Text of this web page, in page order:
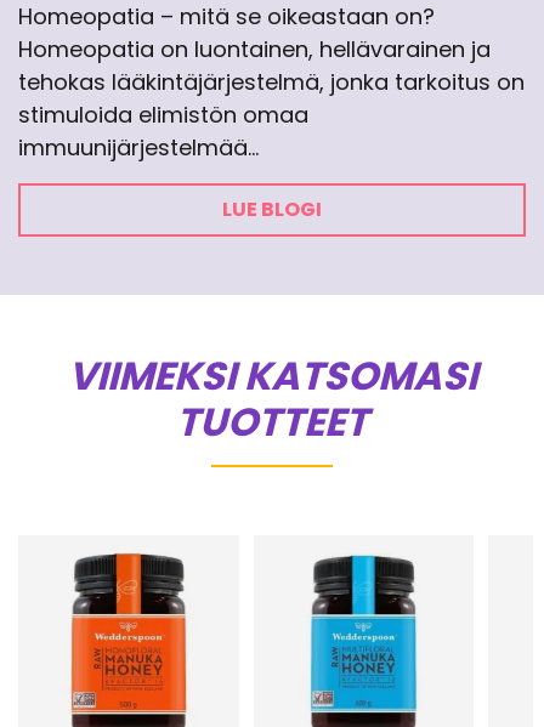
Homeopatia – mitä se oikeastaan on?
Homeopatia on luontainen, hellävarainen ja
tehokas lääkintäjärjestelmä, jonka tarkoitus on
stimuloida elimistön omaa
immuunijärjestelmää…
LUE BLOGI
VIIMEKSI KATSOMASI
TUOTTEET